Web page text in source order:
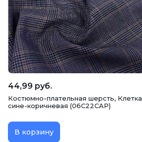
44,99 руб.
Костюмно-плательная шерсть, Клетка
сине-коричневая (06С22САР)
В корзину